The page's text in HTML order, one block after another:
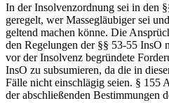
In der Insolvenzordnung sei in den
geregelt, wer Massegläubiger sei
geltend machen könne. Die
den Regelungen der §§ 53-55 InsO
vor der Insolvenz begründete
InsO zu subsumieren, da die in
Fälle nicht einschlägig seien. § 155
der abschließenden Bestimmungen